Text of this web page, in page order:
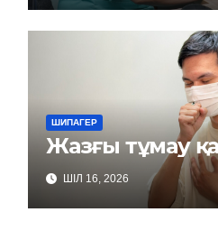
ШИПАГЕР
ШІЛ 16, 2026